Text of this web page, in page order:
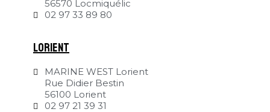
56570 Locmiquélic
02 97 33 89 80
Lorient
MARINE WEST Lorient
Rue Didier Bestin
56100 Lorient
02 97 21 39 31